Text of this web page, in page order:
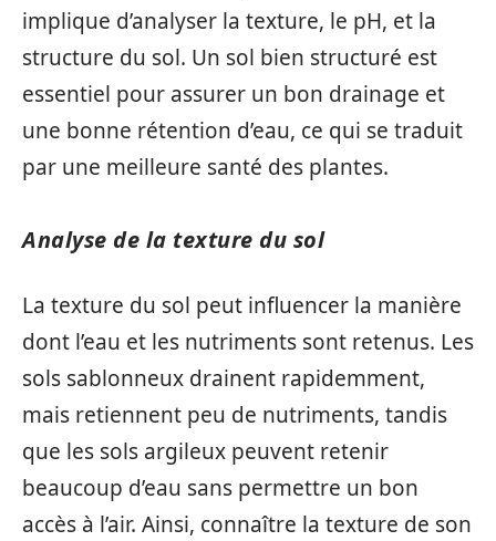
implique d’analyser la texture, le pH, et la
structure du sol. Un sol bien structuré est
essentiel pour assurer un bon drainage et
une bonne rétention d’eau, ce qui se traduit
par une meilleure santé des plantes.
Analyse de la texture du sol
La texture du sol peut influencer la manière
dont l’eau et les nutriments sont retenus. Les
sols sablonneux drainent rapidemment,
mais retiennent peu de nutriments, tandis
que les sols argileux peuvent retenir
beaucoup d’eau sans permettre un bon
accès à l’air. Ainsi, connaître la texture de son